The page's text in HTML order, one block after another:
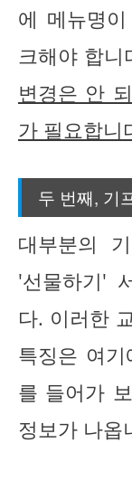
에 메뉴명
크해야 합니
변경은 안
가 필요합니
두 번째, 기
대부분의
'선물하기'
다. 이러한
특징은 여
를 들어가
정보가 나옵